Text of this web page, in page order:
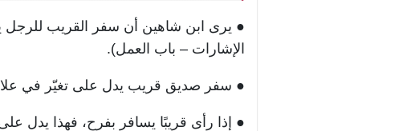
● يرى ابن شاهين أن سفر القريب للرجل
الإشارات – باب العمل).
● سفر صديق قريب يدل على تغيّر في
● إذا رأى قريبًا يسافر بفرح، فهذا يدل